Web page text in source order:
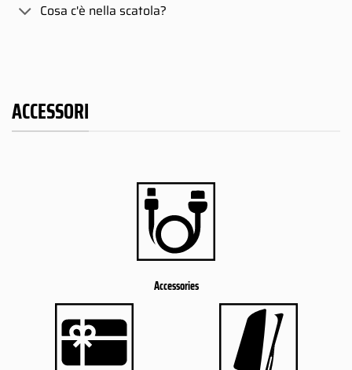
Cosa c'è nella scatola?
ACCESSORI
Accessories